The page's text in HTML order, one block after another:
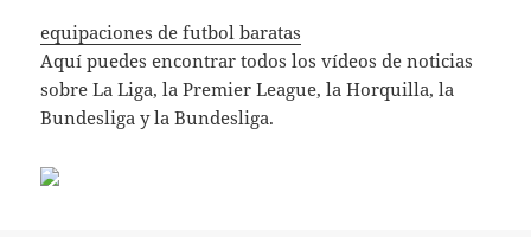
equipaciones de futbol baratas
Aquí puedes encontrar todos los vídeos de noticias
sobre La Liga, la Premier League, la Horquilla, la
Bundesliga y la Bundesliga.